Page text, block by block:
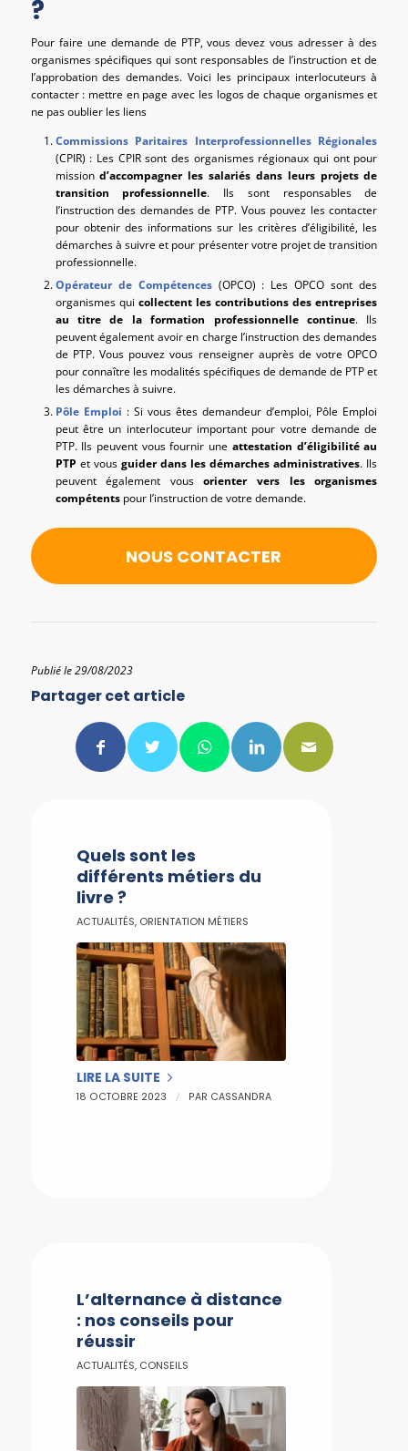
?
Pour faire une demande de PTP, vous devez vous adresser à des
organismes spécifiques qui sont responsables de l’instruction et de
l’approbation des demandes. Voici les principaux interlocuteurs à
contacter : mettre en page avec les logos de chaque organismes et
ne pas oublier les liens
Commissions Paritaires Interprofessionnelles Régionales
(CPIR) : Les CPIR sont des organismes régionaux qui ont pour
missiond’accompagner les salariés dans leurs projets de
transition professionnelle. Ils sont responsables de
l’instruction des demandes de PTP. Vous pouvez les contacter
pour obtenir des informations sur les critères d’éligibilité, les
démarches à suivre et pour présenter votre projet de transition
professionnelle.
Opérateur de Compétences(OPCO) : Les OPCO sont des
organismes qui collectent les contributions des entreprises
au titre de la formation professionnelle continue. Ils
peuvent également avoir en charge l’instruction des demandes
de PTP. Vous pouvez vous renseigner auprès de votre OPCO
pour connaître les modalités spécifiques de demande de PTP et
les démarches à suivre.
Pôle Emploi : Si vous êtes demandeur d’emploi, Pôle Emploi
peut être un interlocuteur important pour votre demande de
PTP. Ils peuvent vous fournir une attestation d’éligibilité au
PTP et vousguider dans les démarches administratives. Ils
peuvent également vousorienter vers les organismes
compétentspour l’instruction de votre demande.
NOUS CONTACTER
Publié le 29/08/2023
Partager cet article
Quels sont les
différents métiers du
livre ?
ACTUALITÉS, ORIENTATION MÉTIERS
LIRE LA SUITE
18 OCTOBRE 2023 / PAR CASSANDRA
L’alternance à distance
: nos conseils pour
réussir
ACTUALITÉS, CONSEILS